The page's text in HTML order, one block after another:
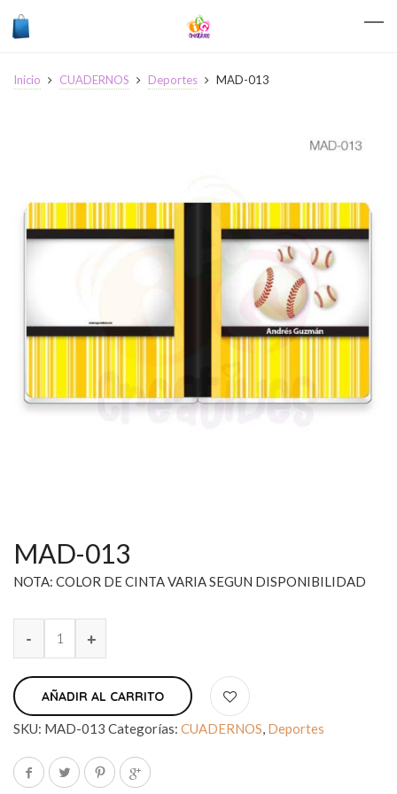
Inicio CUADERNOS Deportes MAD-013
MAD-013
NOTA: COLOR DE CINTA VARIA SEGUN DISPONIBILIDAD
AÑADIR AL CARRITO
SKU: MAD-013 Categorías: CUADERNOS, Deportes